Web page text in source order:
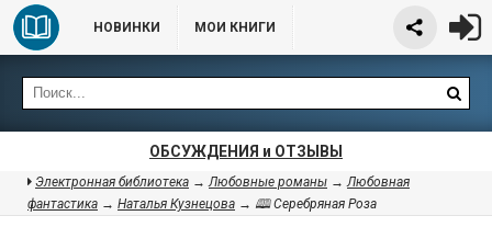
НОВИНКИ МОИ КНИГИ
ОБСУЖДЕНИЯ и ОТЗЫВЫ
Электронная библиотека →Любовные романы →Любовная
фантастика → Наталья Кузнецова → 🕮 Серебряная Роза